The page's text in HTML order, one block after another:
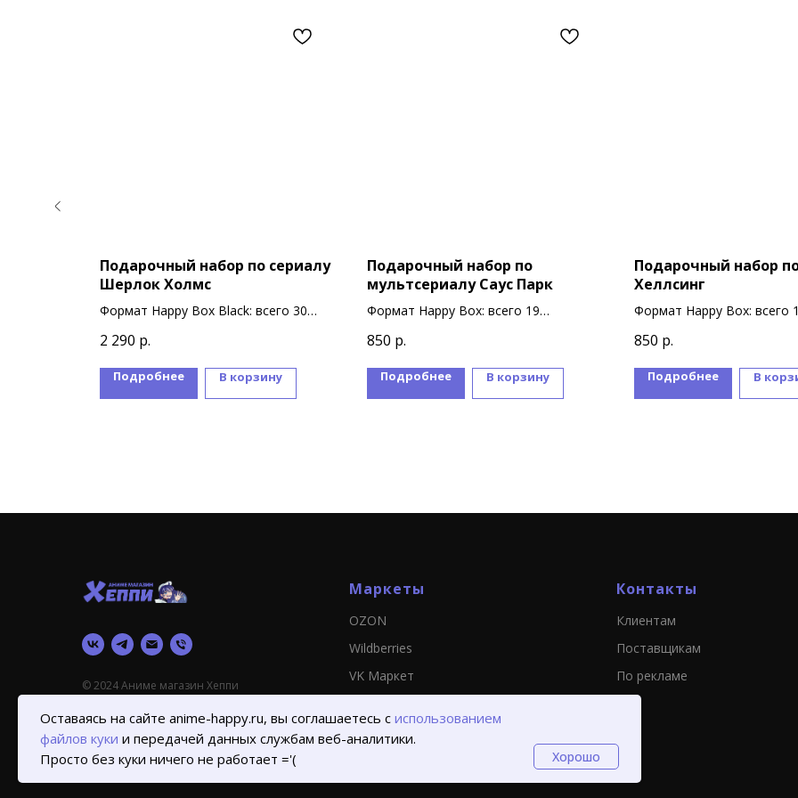
Подарочный набор по сериалу
Шерлок Холмс
Формат Happy Box Black: всего 30
2 290 р.
Подробнее В корзину
Подарочный набор по
мультсериалу Саус Парк
Формат Happy Box: всего 19
850 р.
Подробнее В корзину
Подарочный набор
Хеллсинг
Формат Happy Box: всего
850 р.
Подробнее В
© 2024 Аниме магазин Хеппи
Маркеты
OZON
Wildberries
VK Маркет
Контакты
Клиентам
Поставщикам
По рекламе
Оставаясь на сайте anime-happy.ru, вы соглашаетесь с использованием
файлов куки и передачей данных службам веб-аналитики.
Просто без куки ничего не работает ='(
Хорошо